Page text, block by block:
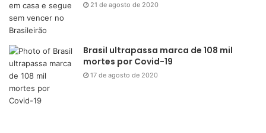
21 de agosto de 2020
Brasil ultrapassa marca de 108 mil
mortes por Covid-19
17 de agosto de 2020